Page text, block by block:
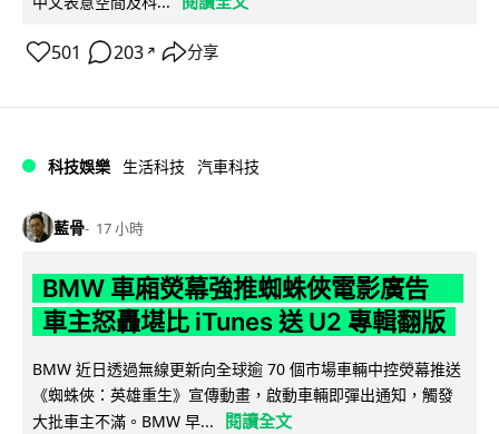
501 203 ↗ 分享
科技娛樂 生活科技 汽車科技
藍骨 17 小時
BMW 車廂熒幕強推蜘蛛俠電影廣告
車主怒轟堪比 iTunes 送 U2 專輯翻版
BMW 近日透過無線更新向全球逾 70 個市場車輛中控熒幕推送
《蜘蛛俠：英雄重生》宣傳動畫，啟動車輛即彈出通知，觸發
大批車主不滿。BMW 早...
閱讀全文